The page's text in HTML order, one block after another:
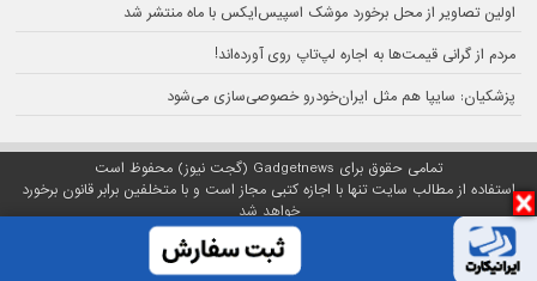
اولین تصاویر از محل برخورد موشک اسپیس‌ایکس با ماه منتشر شد
مردم از گرانی قیمت‌ها به اجاره لپ‌تاپ روی آورده‌اند!
پزشکیان: سایپا هم مثل ایران‌خودرو خصوصی‌سازی می‌شود
تمامی حقوق برای Gadgetnews (گجت نیوز) محفوظ است
استفاده از مطالب سایت تنها با اجازه کتبی مجاز است و با متخلفین برابر قانون برخورد
خواهد شد
پلتفرم گجت نیوز روی
سرور اختصاصیمبین هاست میزبانی می‌شود